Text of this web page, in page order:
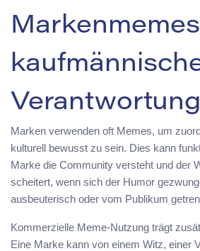
Verantwortung
Marken verwenden oft Memes, um
kulturell bewusst zu sein. Dies kann
Marke die Community versteht und der
scheitert, wenn sich der Humor
ausbeuterisch oder vom Publikum
Kommerzielle Meme-Nutzung trägt
Eine Marke kann von einem Witz, einer